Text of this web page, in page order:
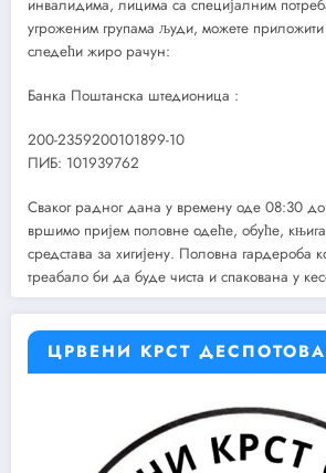
инвалидима, лицима са специјалним
угроженим групама људи, можете приложити
следећи жиро рачун:
Банка Поштанска штедионица :
200-2359200101899-10
ПИБ: 101939762
Сваког радног дана у времену оде 08:30
вршимо пријем половне одеће, обуће,
средстава за хигијену. Половна гардероба
треабало би да буде чиста и спакована у
ЦРВЕНИ КРСТ